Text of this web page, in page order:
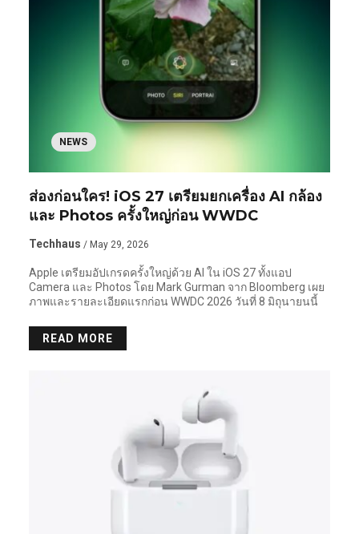
NEWS
ส่องก่อนใคร! iOS 27 เตรียมยกเครื่อง AI กล้อง
และ Photos ครั้งใหญ่ก่อน WWDC
Techhaus / May 29, 2026
Apple เตรียมอัปเกรดครั้งใหญ่ด้วย AI ใน iOS 27 ทั้งแอป
Camera และ Photos โดย Mark Gurman จาก Bloomberg เผย
ภาพและรายละเอียดแรกก่อน WWDC 2026 วันที่ 8 มิถุนายนนี้
READ MORE